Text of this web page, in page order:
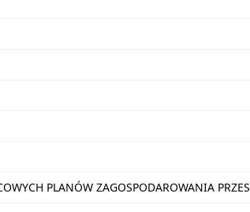
PLANÓW ZAGOSPODAROWANIA